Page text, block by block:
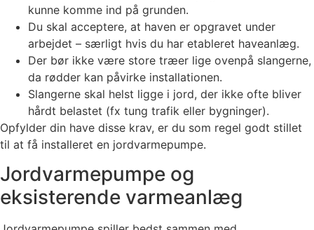
kunne komme ind på grunden.
Du skal acceptere, at haven er opgravet under
arbejdet – særligt hvis du har etableret haveanlæg.
Der bør ikke være store træer lige ovenpå slangerne,
da rødder kan påvirke installationen.
Slangerne skal helst ligge i jord, der ikke ofte bliver
hårdt belastet (fx tung trafik eller bygninger).
Opfylder din have disse krav, er du som regel godt stillet
til at få installeret en jordvarmepumpe.
Jordvarmepumpe og
eksisterende varmeanlæg